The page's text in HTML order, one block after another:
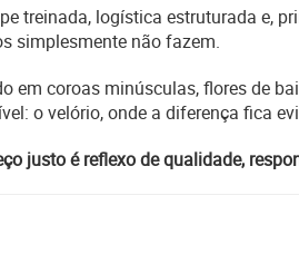
treinada, logística estruturada e,
simplesmente não fazem.
em coroas minúsculas, flores de
o velório, onde a diferença fica
justo é reflexo de qualidade,